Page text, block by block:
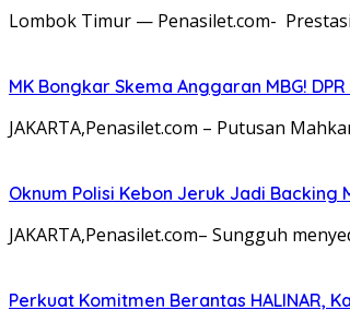
Lombok Timur — Penasilet.com-
MK Bongkar Skema Anggaran MBG!
JAKARTA,Penasilet.com – Putusan
Oknum Polisi Kebon Jeruk Jadi
JAKARTA,Penasilet.com– Sungguh
Perkuat Komitmen Berantas HALINAR,